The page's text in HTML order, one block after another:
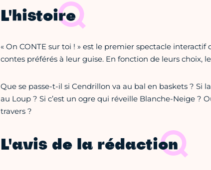
L'histoire
« On CONTE sur toi ! » est le premier spectacle
contes préférés à leur guise. En fonction de leurs choix,
Que se passe-t-il si Cendrillon va au bal en baskets ? Si
au Loup ? Si c’est un ogre qui réveille Blanche-Neige ?
travers ?
L'avis de la rédaction